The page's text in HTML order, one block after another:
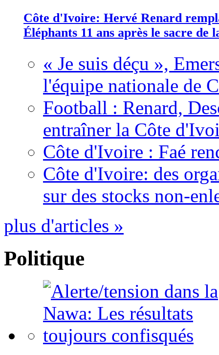
Côte d'Ivoire: Hervé Renard
Éléphants 11 ans après le sacre de
« Je suis déçu »,
l'équipe nationale de
Football : Renard,
entraîner la Côte
Côte d'Ivoire : Faé
Côte d'Ivoire: des
sur des stocks non-
plus d'articles »
Politique